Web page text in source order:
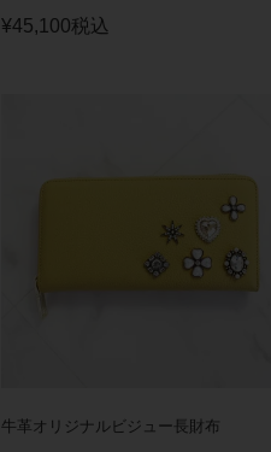
¥45,100税込
牛革オリジナルビジュー長財布